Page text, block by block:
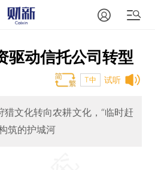
驱动信托公司转型
试听
T中
文化转向农耕文化，“临时赶
筑的护城河